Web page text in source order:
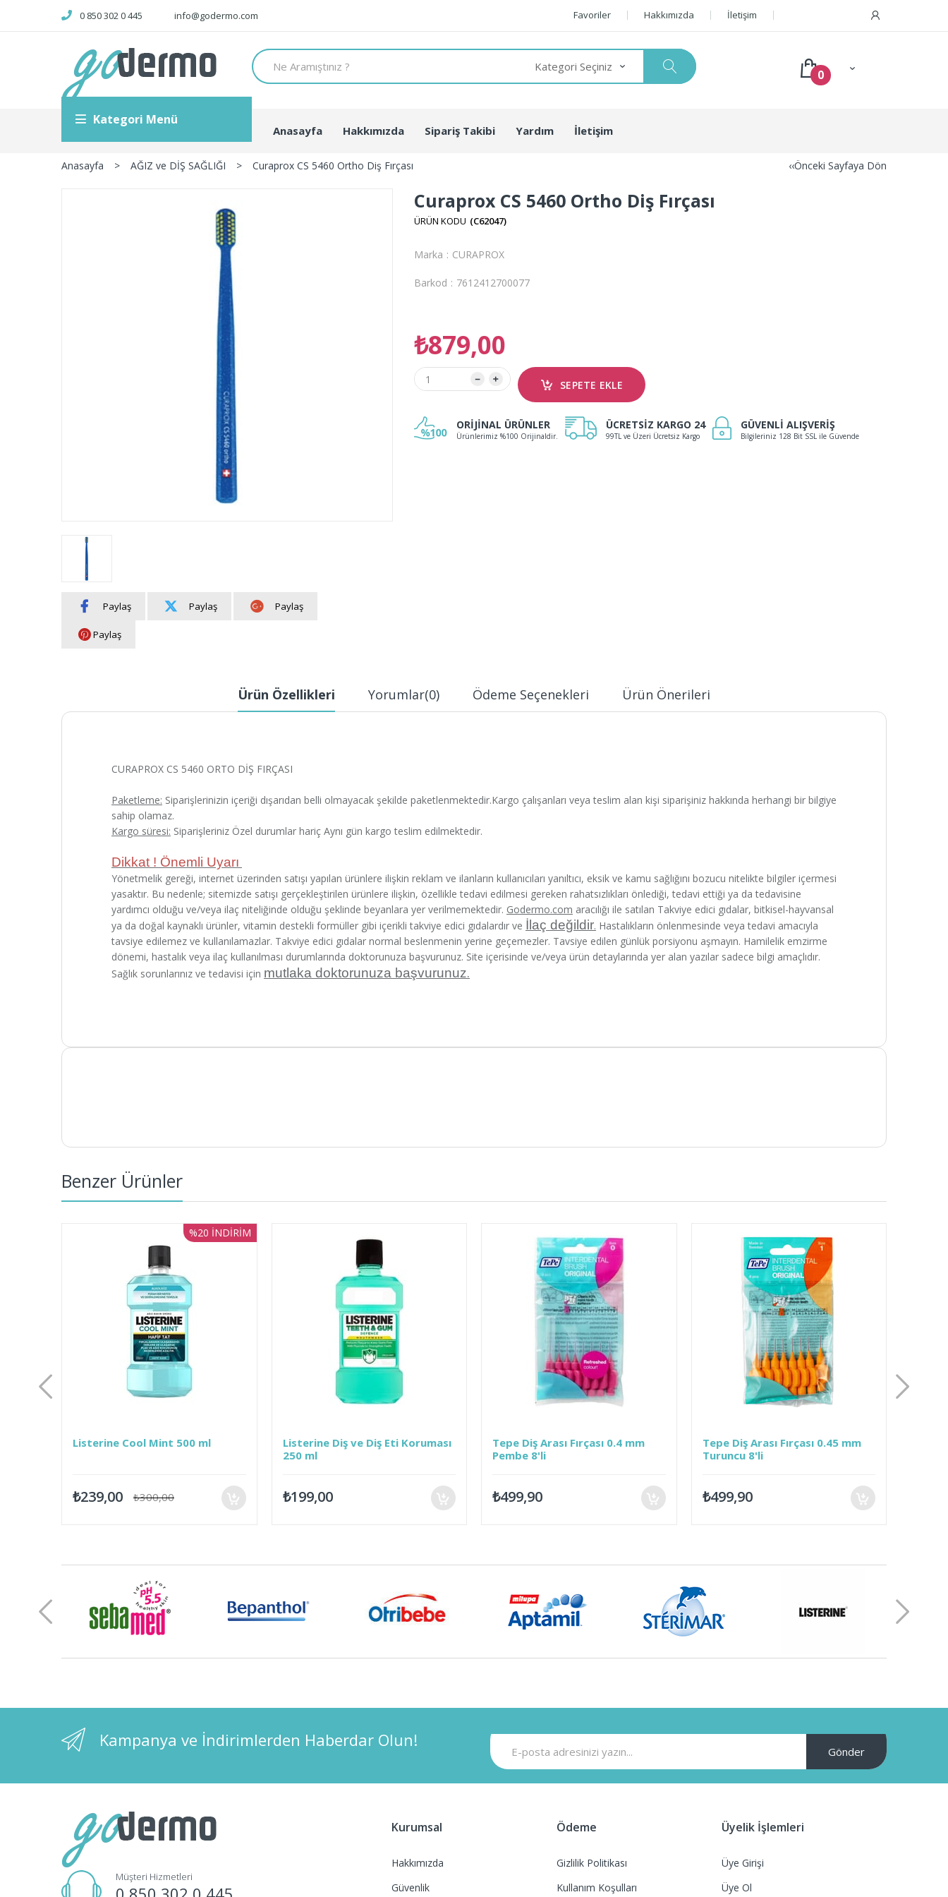
0 850 302 0 445 info@godermo.com Favoriler Hakkımızda İletişim
0
Kategori Menü
Anasayfa Hakkımızda Sipariş Takibi Yardım İletişim
Anasayfa > AĞIZ ve DİŞ SAĞLIĞI > Curaprox CS 5460 Ortho Diş Fırçası ‹‹Önceki Sayfaya Dön
Paylaş Paylaş Paylaş
Paylaş
Curaprox CS 5460 Ortho Diş Fırçası
(C62047)
Marka : CURAPROX
Barkod : 7612412700077
₺879,00
ORİJİNAL ÜRÜNLER
Ürünlerimiz %100 Orijinaldir.
ÜCRETSİZ KARGO 24
99TL ve Üzeri Ücretsiz Kargo
GÜVENLİ ALIŞVERİŞ
Bilgileriniz 128 Bit SSL ile Güvende
Ürün Özellikleri Yorumlar(0) Ödeme Seçenekleri Ürün Önerileri
CURAPROX CS 5460 ORTO DİŞ FIRÇASI
Paketleme: Siparişlerinizin içeriği dışarıdan belli olmayacak şekilde paketlenmektedir.Kargo çalışanları veya teslim alan kişi siparişiniz hakkında herhangi bir bilgiye
sahip olamaz.
Kargo süresi: Siparişleriniz Özel durumlar hariç Aynı gün kargo teslim edilmektedir.
Dikkat ! Önemli Uyarı
Yönetmelik gereği, internet üzerinden satışı yapılan ürünlere ilişkin reklam ve ilanların kullanıcıları yanıltıcı, eksik ve kamu sağlığını bozucu nitelikte bilgiler içermesi
yasaktır. Bu nedenle; sitemizde satışı gerçekleştirilen ürünlere ilişkin, özellikle tedavi edilmesi gereken rahatsızlıkları önlediği, tedavi ettiği ya da tedavisine
yardımcı olduğu ve/veya ilaç niteliğinde olduğu şeklinde beyanlara yer verilmemektedir. Godermo.com aracılığı ile satılan Takviye edici gıdalar, bitkisel-hayvansal
ya da doğal kaynaklı ürünler, vitamin destekli formüller gibi içerikli takviye edici gıdalardır ve İlaç değildir. Hastalıkların önlenmesinde veya tedavi amacıyla
tavsiye edilemez ve kullanılamazlar. Takviye edici gıdalar normal beslenmenin yerine geçemezler. Tavsiye edilen günlük porsiyonu aşmayın. Hamilelik emzirme
dönemi, hastalık veya ilaç kullanılması durumlarında doktorunuza başvurunuz. Site içerisinde ve/veya ürün detaylarında yer alan yazılar sadece bilgi amaçlıdır.
Sağlık sorunlarınız ve tedavisi için mutlaka doktorunuza başvurunuz.
Benzer Ürünler
Listerine Cool Mint 500 ml
₺239,00 ₺300,00
%20 İNDIRIM
Listerine Diş ve Diş Eti Koruması
250 ml
₺199,00
Tepe Diş Arası Fırçası 0.4 mm
Pembe 8'li
₺499,90
Tepe Diş Arası Fırçası 0.45 mm
Turuncu 8'li
₺499,90
Kampanya ve İndirimlerden Haberdar Olun!
Gönder
Müşteri Hizmetleri
Kurumsal
Hakkımızda
Güvenlik
Ödeme
Gizlilik Politikası
Kullanım Koşulları
Üyelik İşlemleri
Üye Girişi
Üye Ol